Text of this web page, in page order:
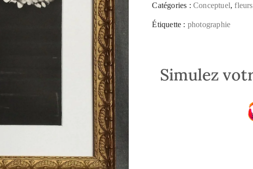
Catégories :Conceptuel,fleurs
Étiquette : photographie
Simulez